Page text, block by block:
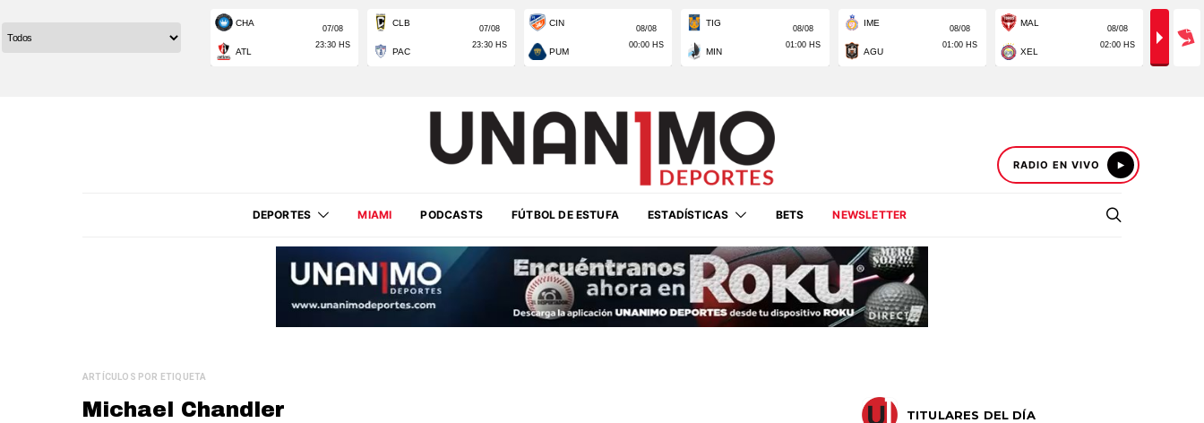
RADIO EN VIVO
DEPORTES MIAMI PODCASTS FÚTBOL DE ESTUFA ESTADÍSTICAS BETS NEWSLETTER
ARTÍCULOS POR ETIQUETA
Michael Chandler TITULARES DEL DÍA